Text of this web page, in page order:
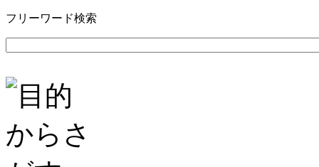
フリーワード検索